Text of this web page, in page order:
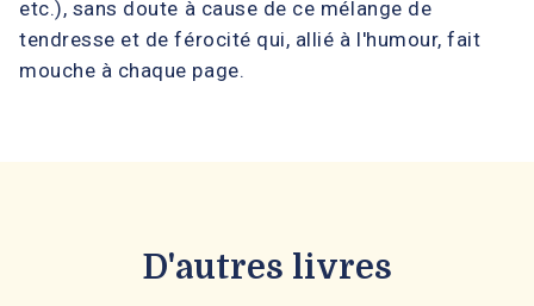
etc.), sans doute à cause de ce mélange de
tendresse et de férocité qui, allié à l'humour, fait
mouche à chaque page.
D'autres livres